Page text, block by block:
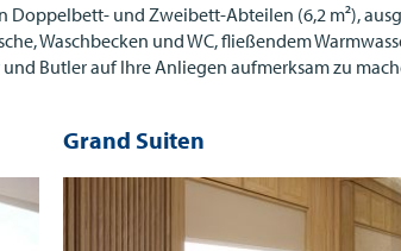
Doppelbett- und Zweibett-Abteilen (6,2 m²),
Waschbecken und WC, fließendem
Butler auf Ihre Anliegen aufmerksam zu
Grand Suiten